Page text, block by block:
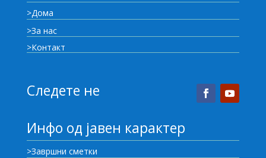
>Дома
>За нас
>Контакт
Следете не
Инфо од јавен карактер
>Завршни сметки